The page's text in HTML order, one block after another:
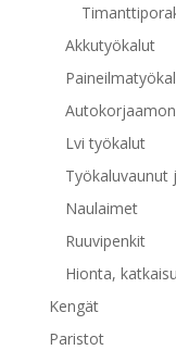
Akkutyökalut
Lvi työkalut
Työkaluvaunut
Naulaimet
Ruuvipenkit
Hionta,
Kengät
Paristot